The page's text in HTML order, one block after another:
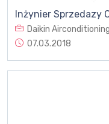
Inżynier Sprzedazy
Daikin
07.03.2018